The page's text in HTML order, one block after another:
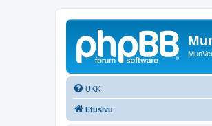
UKK
Etusivu